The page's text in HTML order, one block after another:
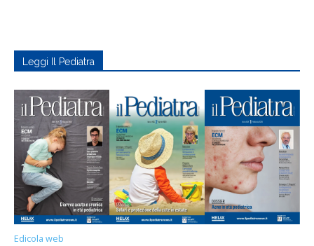
Leggi Il Pediatra
Edicola web